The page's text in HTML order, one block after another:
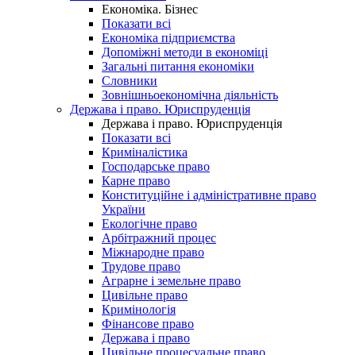
Економіка. Бізнес
Показати всі
Економіка підприємства
Допоміжні методи в економіці
Загальні питання економіки
Словники
Зовнішньоекономічна діяльність
Держава і право. Юриспруденція
Держава і право. Юриспруденція
Показати всі
Криміналістика
Господарське право
Карне право
Конституційне і адміністративне право
України
Екологічне право
Арбітражний процес
Міжнародне право
Трудове право
Аграрне і земельне право
Цивільне право
Кримінологія
Фінансове право
Держава і право
Цивільне процесуальне право